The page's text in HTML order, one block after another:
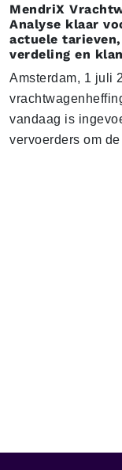
MendriX
Analyse klaar
actuele tarieven,
verdeling en
Amsterdam, 1 juli
vandaag is
vervoerders om